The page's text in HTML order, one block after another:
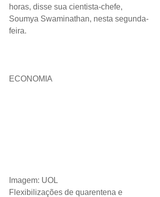
horas, disse sua cientista-chefe,
Soumya Swaminathan, nesta segunda-
feira.
ECONOMIA
Imagem: UOL
Flexibilizações de quarentena e